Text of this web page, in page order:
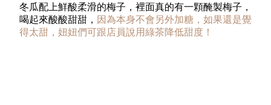
冬瓜配上鮮酸柔滑的梅子，裡面真的有一顆醃製梅子，
喝起來酸酸甜甜， 因為本身不會另外加糖，如果還是覺
得太甜，妞妞們可跟店員說用綠茶降低甜度！